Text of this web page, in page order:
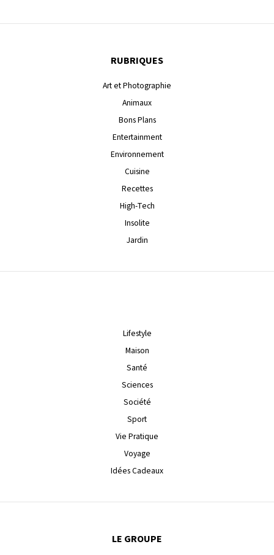
RUBRIQUES
Art et Photographie
Animaux
Bons Plans
Entertainment
Environnement
Cuisine
Recettes
High-Tech
Insolite
Jardin
Lifestyle
Maison
Santé
Sciences
Société
Sport
Vie Pratique
Voyage
Idées Cadeaux
LE GROUPE